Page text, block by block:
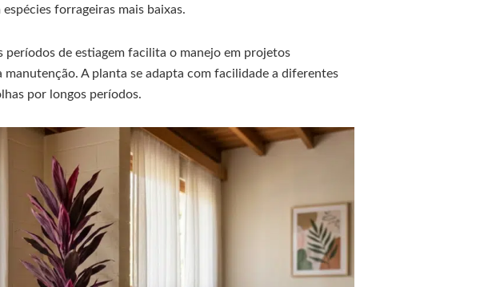
forrageiras mais baixas.
períodos de estiagem facilita o manejo em projetos
A planta se adapta com facilidade a diferentes
por longos períodos.